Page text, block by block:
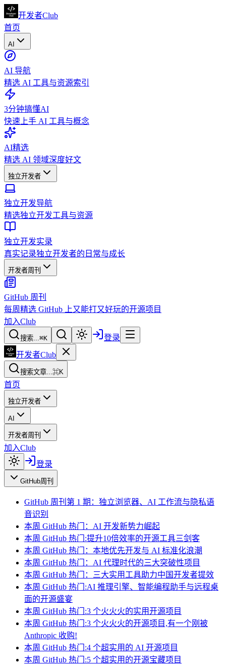
开发者Club
首页
AI
AI 导航
精选 AI 工具与资源索引
3分钟搞懂AI
快速上手 AI 工具与概念
AI精选
精选 AI 领域深度好文
独立开发者
独立开发导航
精选独立开发工具与资源
独立开发实录
真实记录独立开发者的日常与成长
开发者周刊
GitHub 周刊
每周精选 GitHub 上又能打又好玩的开源项目
加入Club
搜索...⌘K
登录
开发者Club
搜索文章...⌘K
首页
独立开发者
AI
开发者周刊
加入Club
登录
GitHub周刊
GitHub 周刊第 1 期：独立浏览器、AI 工作流与隐私语
音识别
本周 GitHub 热门：AI 开发新势力崛起
本周 GitHub 热门:提升10倍效率的开源工具三剑客
本周 GitHub 热门：本地优先开发与 AI 标准化浪潮
本周 GitHub 热门：AI 代理时代的三大突破性项目
本周 GitHub 热门：三大实用工具助力中国开发者提效
本周 GitHub 热门:AI 推理引擎、智能编程助手与远程桌
面的开源盛宴
本周 GitHub 热门:3 个火火火的实用开源项目
本周 GitHub 热门:3 个火火火的开源项目,有一个刚被
Anthropic 收购!
本周 GitHub 热门:4 个超实用的 AI 开源项目
本周 GitHub 热门:5 个超实用的开源宝藏项目